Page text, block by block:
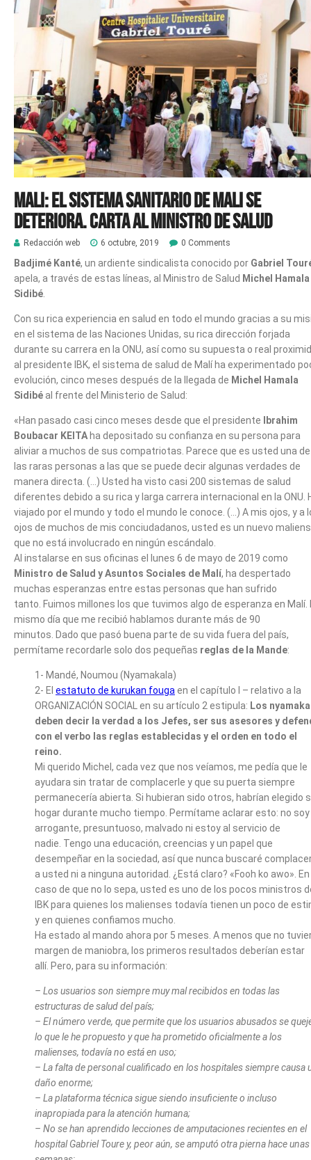
Mali: el sistema sanitario de Mali se
deteriora. Carta al Ministro de Salud
Redacción web 6 octubre, 2019 0 Comments
Badjimé Kanté, un ardiente sindicalista conocido por Gabriel
apela, a través de estas líneas, al Ministro de Salud Michel Hamala
Sidibé
Con su rica experiencia en salud en todo el mundo gracias a su
en el sistema de las Naciones Unidas, su rica dirección forjada
durante su carrera en la ONU, así como su supuesta o real
al presidente IBK, el sistema de salud de Malí ha experimentado
evolución, cinco meses después de la llegada de Michel Hamala
Sidibé al frente del Ministerio de Salud:
«Han pasado casi cinco meses desde que el presidente
Ibrahim
Boubacar KEITA ha depositado su confianza en su persona para
aliviar a muchos de sus compatriotas. Parece que es usted una de
las raras personas a las que se puede decir algunas verdades de
manera directa. (…) Usted ha visto casi 200 sistemas de salud
diferentes debido a su rica y larga carrera internacional en la ONU.
viajado por el mundo y todo el mundo le conoce. (…) A mis ojos, y a
ojos de muchos de mis conciudadanos, usted es un nuevo
que no está involucrado en ningún escándalo.
Al instalarse en sus oficinas el lunes 6 de mayo de 2019 como
Ministro de Salud y Asuntos Sociales de Malí, ha despertado
muchas esperanzas entre estas personas que han sufrido
tanto. Fuimos millones los que tuvimos algo de esperanza en Malí.
mismo día que me recibió hablamos durante más de 90
minutos. Dado que pasó buena parte de su vida fuera del país,
permítame recordarle solo dos pequeñas reglas de la Mande:
1- Mandé, Noumou (Nyamakala)
2- El estatuto de kurukan fouga en el capítulo I – relativo a la
ORGANIZACIÓN SOCIAL en su artículo 2 estipula: Los
deben decir la verdad a los Jefes, ser sus asesores y
con el verbo las reglas establecidas y el orden en todo el
reino.
Mi querido Michel, cada vez que nos veíamos, me pedía que le
ayudara sin tratar de complacerle y que su puerta siempre
permanecería abierta. Si hubieran sido otros, habrían elegido
hogar durante mucho tiempo. Permítame aclarar esto: no soy
arrogante, presuntuoso, malvado ni estoy al servicio de
nadie. Tengo una educación, creencias y un papel que
desempeñar en la sociedad, así que nunca buscaré
a usted ni a ninguna autoridad. ¿Está claro? «Fooh ko awo». En
caso de que no lo sepa, usted es uno de los pocos ministros
IBK para quienes los malienses todavía tienen un poco de
y en quienes confiamos mucho.
Ha estado al mando ahora por 5 meses. A menos que no
margen de maniobra, los primeros resultados deberían estar
allí. Pero, para su información:
– Los usuarios son siempre muy mal recibidos en todas las
estructuras de salud del país;
– El número verde, que permite que los usuarios abusados ​​se
lo que le he propuesto y que ha prometido oficialmente a los
malienses, todavía no está en uso;
– La falta de personal cualificado en los hospitales siempre causa
daño enorme;
– La plataforma técnica sigue siendo insuficiente o incluso
inapropiada para la atención humana;
– No se han aprendido lecciones de amputaciones recientes en el
hospital Gabriel Toure y, peor aún, se amputó otra pierna hace unas